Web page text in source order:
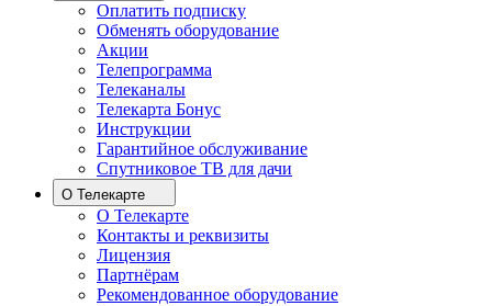
Оплатить подписку
Обменять оборудование
Акции
Телепрограмма
Телеканалы
Телекарта Бонус
Инструкции
Гарантийное обслуживание
Спутниковое ТВ для дачи
О Телекарте
О Телекарте
Контакты и реквизиты
Лицензия
Партнёрам
Рекомендованное оборудование